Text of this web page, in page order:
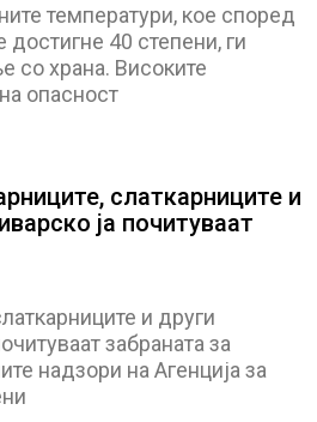
температури, кое според
40 степени, ги
со храна. Високите
опасност
слаткарниците и
ја почитуваат
и други
забраната за
надзори на Агенција за